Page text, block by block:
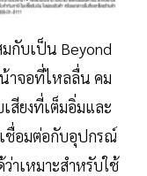
กับเป็น Beyond
าจอที่ไหลลื่น คม
สียงที่เต็มอิ่มและ
ชื่อมต่อกับอุปกรณ์
ว่าเหมาะสำหรับใช้